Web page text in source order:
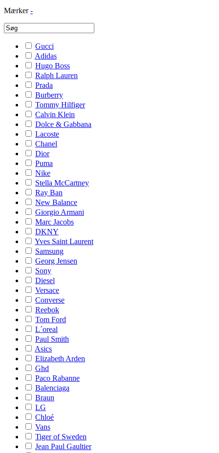
Mærker -
Gucci
Adidas
Hugo Boss
Ralph Lauren
Prada
Burberry
Tommy Hilfiger
Calvin Klein
Dolce & Gabbana
Lacoste
Chanel
Dior
Puma
Nike
Stella McCartney
Ray Ban
New Balance
Giorgio Armani
Marc Jacobs
DKNY
Yves Saint Laurent
Samsung
Georg Jensen
Sony
Diesel
Versace
Converse
Reebok
Tom Ford
L´oreal
Paul Smith
Asics
Elizabeth Arden
Ghd
Paco Rabanne
Balenciaga
Braun
LG
Chloé
Vans
Tiger of Sweden
Jean Paul Gaultier